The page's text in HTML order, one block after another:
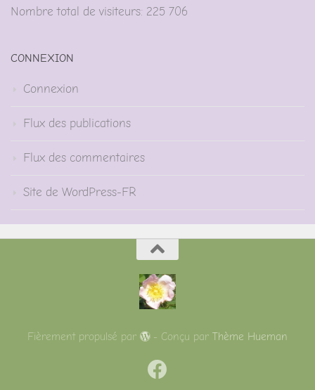
Nombre total de visiteurs: 225 706
CONNEXION
Connexion
Flux des publications
Flux des commentaires
Site de WordPress-FR
Fièrement propulsé par - Conçu parThème Hueman